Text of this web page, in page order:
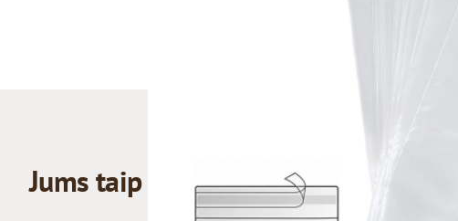
Jums taip pat gali patikti